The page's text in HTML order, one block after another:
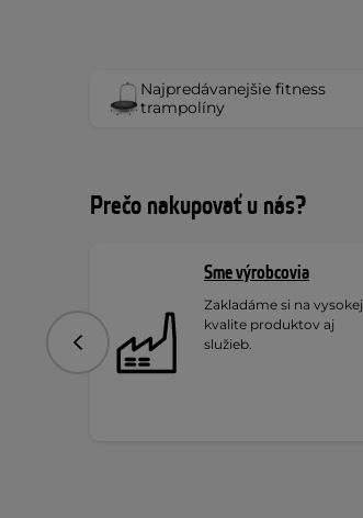
Najpredávanejšie fitness
trampolíny
Prečo nakupovať u nás?
Sme výrobcovia
Zakladáme si na vysokej
kvalite produktov aj
služieb.
Predchádzajúce